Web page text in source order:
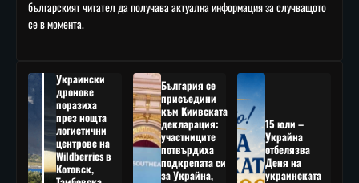
българският читател да получава актуална информация за случващото
се в момента.
Украински
дронове
поразиха
през нощта
логистични
центрове на
Wildberries в
Котовск,
България се
присъедини
към Киивската
декларация:
участниците
потвърдиха
подкрепата си
за Украйна,
15 юли –
Украйна
отбелязва
Деня на
украинската